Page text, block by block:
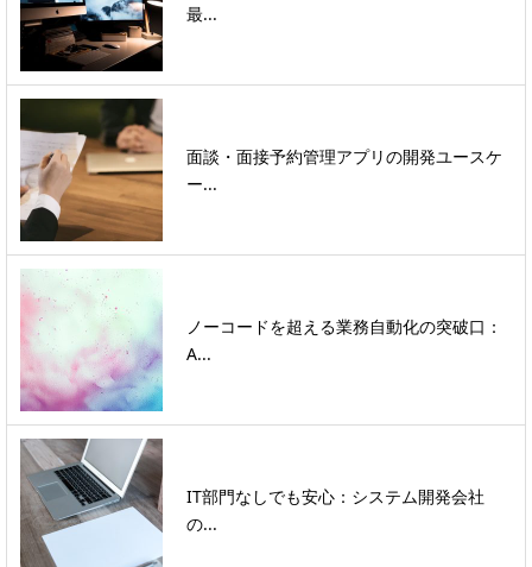
最...
面談・面接予約管理アプリの開発ユースケ
ー...
ノーコードを超える業務自動化の突破口：
A...
IT部門なしでも安心：システム開発会社
の...